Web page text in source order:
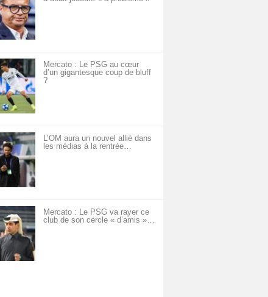
Mercato : Le PSG au cœur
d’un gigantesque coup de bluff
?
L’OM aura un nouvel allié dans
les médias à la rentrée…
Mercato : Le PSG va rayer ce
club de son cercle « d’amis »…